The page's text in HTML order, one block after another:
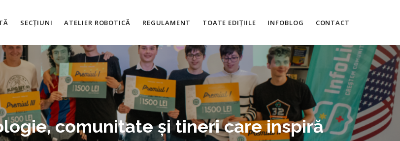
SECȚIUNI ATELIER ROBOTICĂ REGULAMENT TOATE EDIȚIILE INFOBLOG CONTACT
comunitate și tineri care inspiră